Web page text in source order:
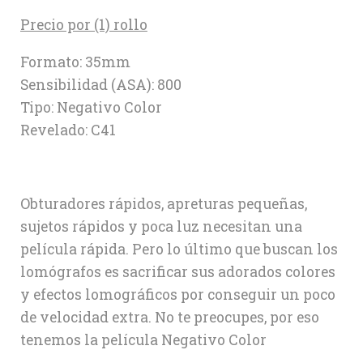
Precio por (1) rollo
Formato: 35mm
Sensibilidad (ASA): 800
Tipo: Negativo Color
Revelado: C41
Obturadores rápidos, apreturas pequeñas,
sujetos rápidos y poca luz necesitan una
película rápida. Pero lo último que buscan los
lomógrafos es sacrificar sus adorados colores
y efectos lomográficos por conseguir un poco
de velocidad extra. No te preocupes, por eso
tenemos la película Negativo Color